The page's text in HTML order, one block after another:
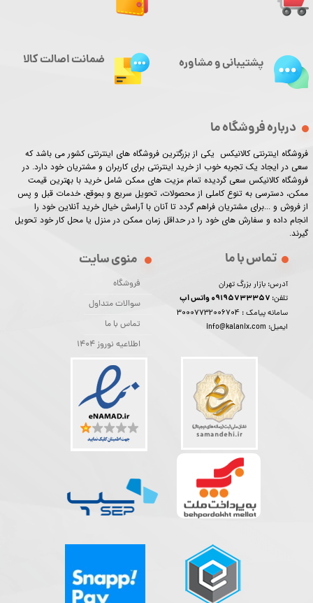
درباره فروشگاه ما
فروشگاه اینترنتی کالانیکس یکی از بزرگترین فروشگاه های اینترنتی کشور می باشد که
سعی در ایجاد یک تجربه خوب از خرید اینترنتی برای کاربران و مشتریان خود دارد. در
فروشگاه کالانیکس سعی گردیده تمام مزیت های ممکن شامل خرید با بهترین قیمت
ممکن، دسترسی به تنوع کاملی از محصولات، تحویل سریع و بموقع، خدمات قبل و پس
از فروش و ...برای مشتریان فراهم گردد تا آنان با آرامش خیال خرید آنلاین خود را
انجام داده و سفارش های خود را در حداقل زمان ممکن در منزل یا محل کار خود تحویل
گیرند.​​​​​​​
منوی سایت
فروشگاه
سوالات متداول
تماس با ما
اطلاعیه نوروز 1404
تماس با ما
آدرس: بازار بزرگ تهران
تلفن:
سامانه پیامک : 30007732006704
ایمیل: info@kalanix.com
پشتیبانی و مشاوره ضمانت اصالت کالا